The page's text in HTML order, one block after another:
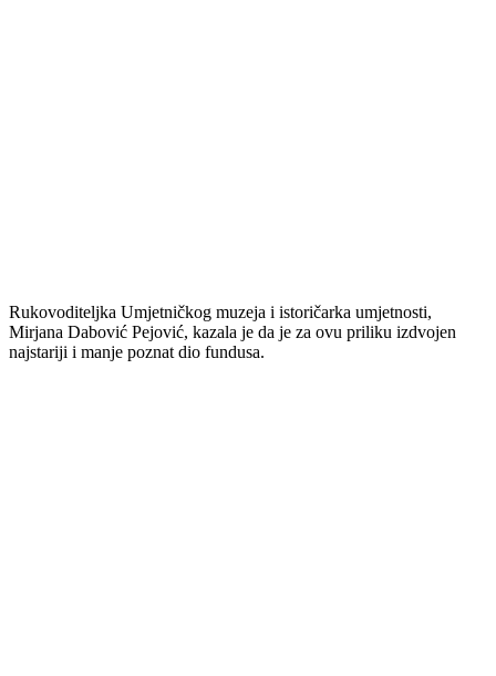
Rukovoditeljka Umjetničkog muzeja i istoričarka umjetnosti,
Mirjana Dabović Pejović, kazala je da je za ovu priliku izdvojen
najstariji i manje poznat dio fundusa.